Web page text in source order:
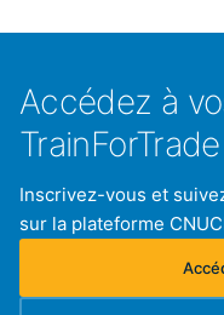
Accédez à
TrainForTrade
Inscrivez-vous et
sur la plateforme